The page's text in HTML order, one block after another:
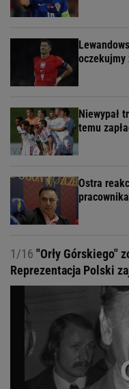
oczekujmy
Niewypał
temu
Ostra
1/16 "Orły Górskiego"
Reprezentacja Polski